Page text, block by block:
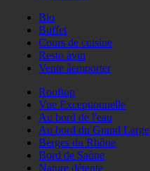
Bio
Buffet
Cours de cuisine
Resto àvin
Vente àemporter
Rooftop
Vue Exceptionnelle
Au bord de l'eau
Au bord du Grand Large
Berges du Rhône
Bord de Saône
Nature détente